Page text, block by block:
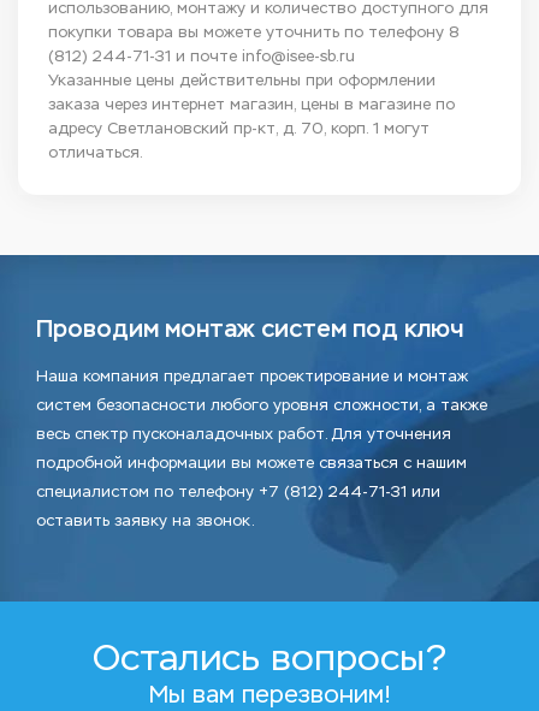
использованию, монтажу и количество доступного для
покупки товара вы можете уточнить по телефону 8
(812) 244-71-31 и почте info@isee-sb.ru
Указанные цены действительны при оформлении
заказа через интернет магазин, цены в магазине по
адресу Светлановский пр-кт, д. 70, корп. 1 могут
отличаться.
Проводим монтаж систем под ключ
Наша компания предлагает проектирование и монтаж
систем безопасности любого уровня сложности, а также
весь спектр пусконаладочных работ. Для уточнения
подробной информации вы можете связаться с нашим
специалистом по телефону +7 (812) 244-71-31 или
оставить заявку на звонок.
Остались вопросы?
Мы вам перезвоним!